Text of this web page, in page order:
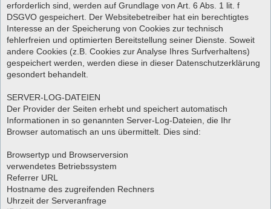
erforderlich sind, werden auf Grundlage von Art. 6 Abs. 1 lit. f
DSGVO gespeichert. Der Websitebetreiber hat ein berechtigtes
Interesse an der Speicherung von Cookies zur technisch
fehlerfreien und optimierten Bereitstellung seiner Dienste. Soweit
andere Cookies (z.B. Cookies zur Analyse Ihres Surfverhaltens)
gespeichert werden, werden diese in dieser Datenschutzerklärung
gesondert behandelt.
SERVER-LOG-DATEIEN
Der Provider der Seiten erhebt und speichert automatisch
Informationen in so genannten Server-Log-Dateien, die Ihr
Browser automatisch an uns übermittelt. Dies sind:
Browsertyp und Browserversion
verwendetes Betriebssystem
Referrer URL
Hostname des zugreifenden Rechners
Uhrzeit der Serveranfrage